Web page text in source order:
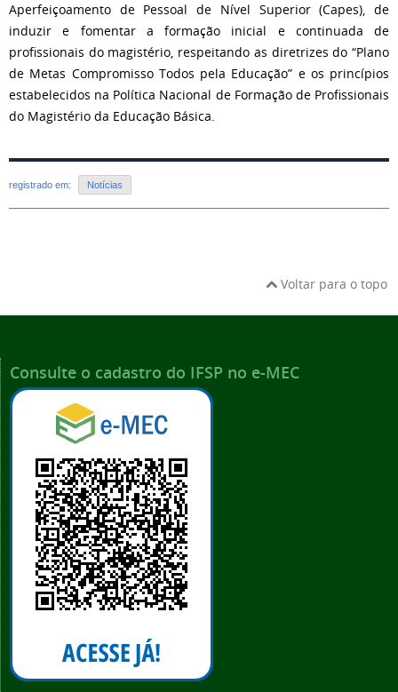
Aperfeiçoamento de Pessoal de Nível Superior (Capes), de
induzir e fomentar a formação inicial e continuada de
profissionais do magistério, respeitando as diretrizes do “Plano
de Metas Compromisso Todos pela Educação” e os princípios
estabelecidos na Política Nacional de Formação de Profissionais
do Magistério da Educação Básica.
registrado em: Notícias
Voltar para o topo
Consulte o cadastro do IFSP no e-MEC